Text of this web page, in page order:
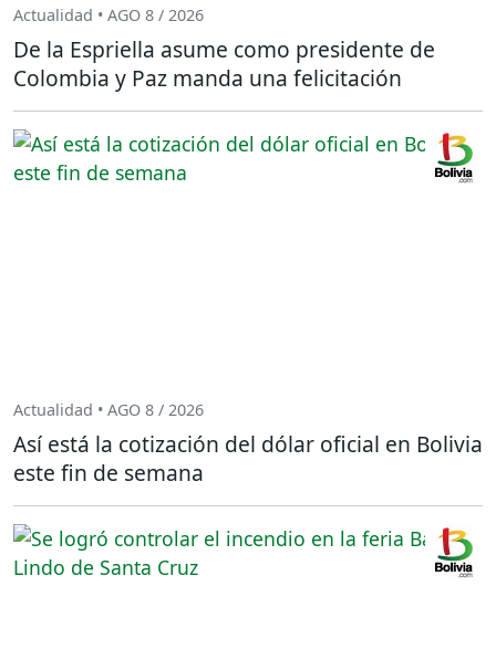
Actualidad • AGO 8 / 2026
De la Espriella asume como presidente de
Colombia y Paz manda una felicitación
Actualidad • AGO 8 / 2026
Así está la cotización del dólar oficial en Bolivia
este fin de semana